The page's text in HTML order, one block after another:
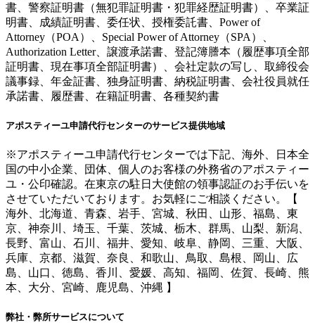
書、警察証明書（無犯罪証明書・犯罪経歴証明書）、卒業証
明書、成績証明書、委任状、授権委託書、Power of
Attorney（POA）、Special Power of Attorney（SPA）、
Authorization Letter、譲渡承諾書、登記簿謄本（履歴事項全部
証明書、現在事項全部証明書）、会社定款の写し、取締役会
議事録、年金証書、独身証明書、納税証明書、会社役員就任
承諾書、履歴書、在籍証明書、各種契約書
アポスティーユ申請代行センターのサービス提供地域
※アポスティーユ申請代行センターでは下記、海外、日本全
国の中小企業、団体、個人のお客様の外務省のアポスティー
ユ・公印確認。在東京の駐日大使館の領事認証のお手伝いを
させていただいております。お気軽にご相談ください。【
海外、北海道、青森、岩手、宮城、秋田、山形、福島、東
京、神奈川、埼玉、千葉、茨城、栃木、群馬、山梨、新潟、
長野、富山、石川、福井、愛知、岐阜、静岡、三重、大阪、
兵庫、京都、滋賀、奈良、和歌山、鳥取、島根、岡山、広
島、山口、徳島、香川、愛媛、高知、福岡、佐賀、長崎、熊
本、大分、宮崎、鹿児島、沖縄 】
弊社・弊所サービスについて